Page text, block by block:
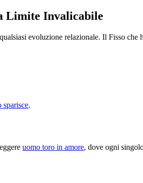
Limite Invalicabile
evoluzione relazionale. Il Fisso
sparisce.
uomo toro in amore, dove ogni